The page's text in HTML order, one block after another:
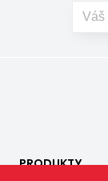
PRODUKTY